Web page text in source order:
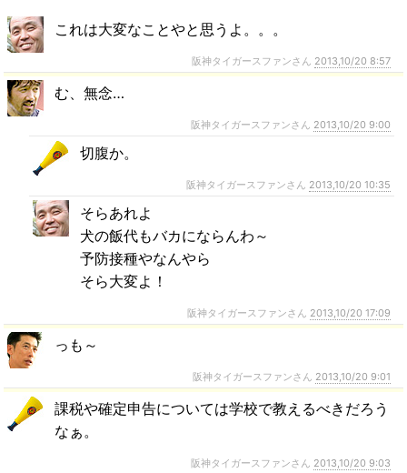
これは大変なことやと思うよ。。。
阪神タイガースファンさん 2013,10/20 8:57
む、無念…
阪神タイガースファンさん 2013,10/20 9:00
切腹か。
阪神タイガースファンさん 2013,10/20 10:35
そらあれよ
犬の飯代もバカにならんわ～
予防接種やなんやら
そら大変よ！
阪神タイガースファンさん 2013,10/20 17:09
っも～
阪神タイガースファンさん 2013,10/20 9:01
課税や確定申告については学校で教えるべきだろう
なぁ。
阪神タイガースファンさん 2013,10/20 9:03